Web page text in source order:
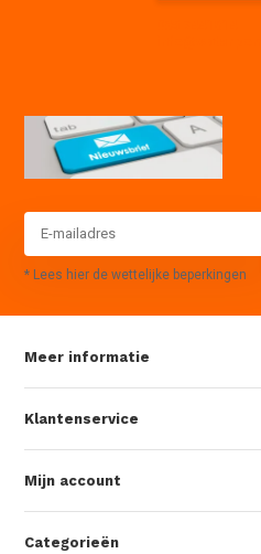
* Lees hier de wettelijke beperkingen
Meer informatie
Klantenservice
Mijn account
Categorieën